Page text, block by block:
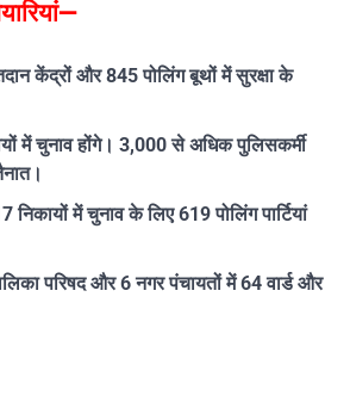
केंद्रों और 845 पोलिंग बूथों में सुरक्षा के
में चुनाव होंगे। 3,000 से अधिक पुलिसकर्मी
में चुनाव के लिए 619 पोलिंग पार्टियां
परिषद और 6 नगर पंचायतों में 64 वार्ड और